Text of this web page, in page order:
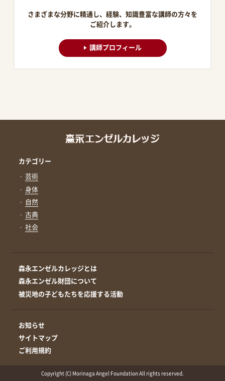
さまざまな分野に精通し、経験、知識豊富な講師の方々を
ご紹介します。
講師プロフィール
カテゴリー
芸術
身体
自然
古典
社会
森永エンゼルカレッジとは
森永エンゼル財団について
被災地の子どもたちを応援する活動
お知らせ
サイトマップ
ご利用規約
Copyright (C) Morinaga Angel Foundation All rights reserved.